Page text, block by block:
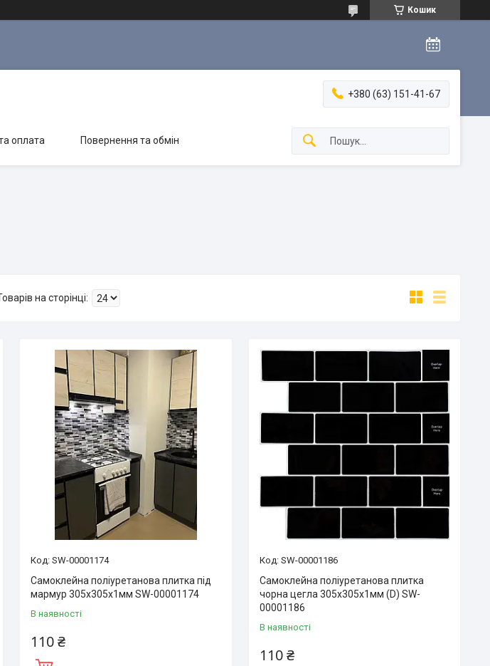
Кошик
+380 (63) 151-41-67
оплата Повернення та обмін
SW-00001174
Самоклейна поліуретанова плитка під
мармур 305х305х1мм SW-00001174
В наявності
110 ₴
SW-00001186
Самоклейна поліуретанова плитка
чорна цегла 305х305х1мм (D) SW-
00001186
В наявності
110 ₴